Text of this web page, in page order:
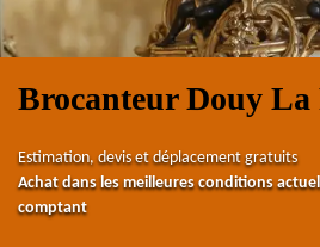
Brocanteur Douy La
Estimation, devis et déplacement gratuits
Achat dans les meilleures conditions
comptant